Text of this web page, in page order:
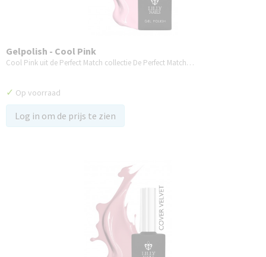
Gelpolish - Cool Pink
Cool Pink uit de Perfect Match collectie De Perfect Match…
✓ Op voorraad
Log in om de prijs te zien